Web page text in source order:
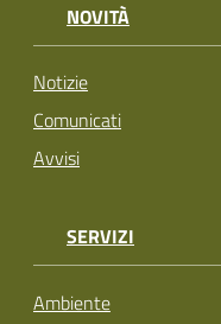
NOVITÀ
Notizie
Comunicati
Avvisi
SERVIZI
Ambiente